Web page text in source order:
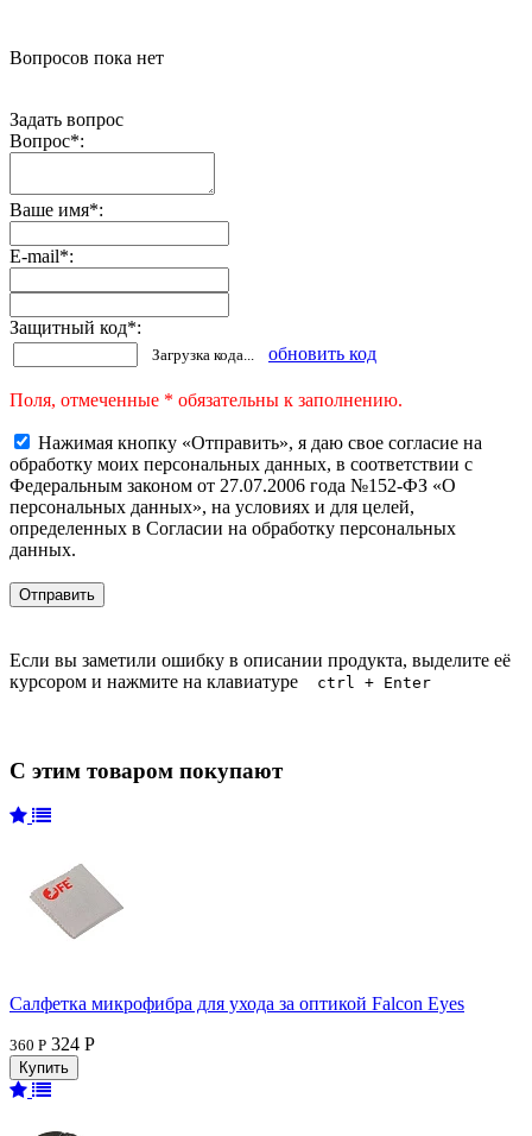
Вопросов пока нет
Задать вопрос
Вопрос*:
Ваше имя*:
E-mail*:
Защитный код*:
Загрузка кода... обновить код
Поля, отмеченные * обязательны к заполнению.
Нажимая кнопку «Отправить», я даю свое согласие на
обработку моих персональных данных, в соответствии с
Федеральным законом от 27.07.2006 года №152-ФЗ «О
персональных данных», на условиях и для целей,
определенных в Согласии на обработку персональных
данных.
Если вы заметили ошибку в описании продукта, выделите её
курсором и нажмите на клавиатуре
ctrl + Enter
С этим товаром покупают
Салфетка микрофибра для ухода за оптикой Falcon Eyes
360 Р 324 Р